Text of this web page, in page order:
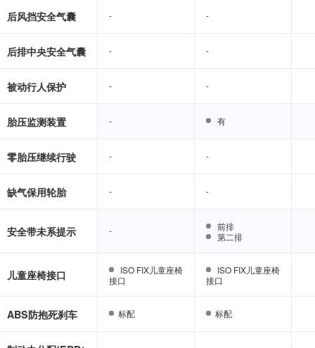
后风挡安全气囊 - -
后排中央安全气囊 - -
被动行人保护 - -
胎压监测装置 - 有
零胎压继续行驶 - -
缺气保用轮胎 - -
安全带未系提示 -
前排
第二排
儿童座椅接口
ISO FIX儿童座椅
接口
ISO FIX儿童座椅
接口
ABS防抱死刹车 标配 标配
- -
- -
- -
- 有
- -
- -
-
前排
第二排
ISO FIX儿童座椅
接口
ISO FIX儿童座椅
接口
标配 标配